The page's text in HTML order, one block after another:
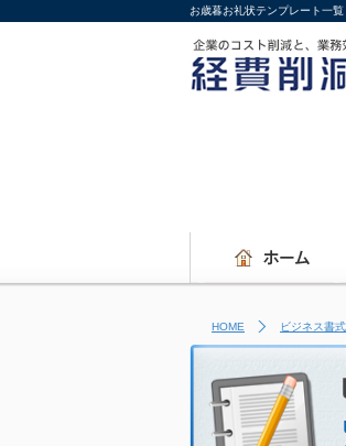
お歳暮お礼状テンプレート一
HOME ビジネス書